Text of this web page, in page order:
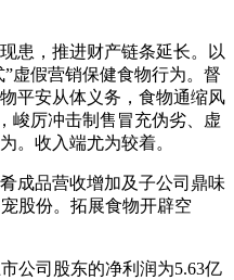
，推进财产链条延长。以
虚假营销保健食物行为。督
平安从体义务，食物通缩风
峻厉冲击制售冒充伪劣、虚
。收入端尤为较着。
品营收增加及子公司鼎味
股份。拓展食物开辟空
司股东的净利润为5.63亿